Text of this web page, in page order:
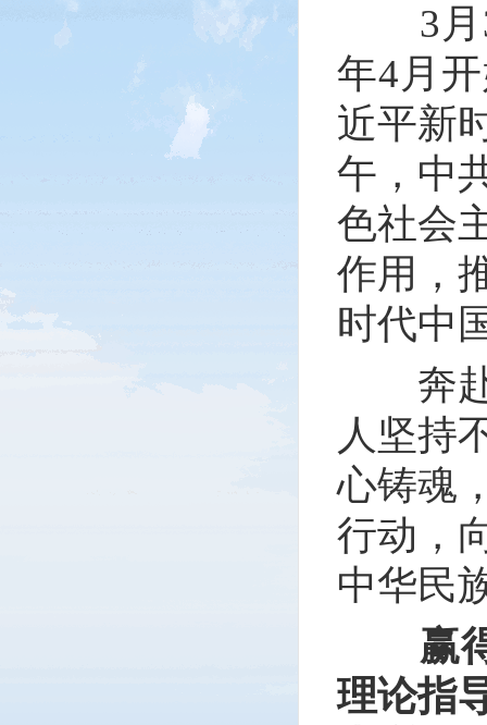
3月30
年4月
近平新
午，中
色社会
作用，
时代中
奔赴
人坚持
心铸魂
行动，
中华民
赢
理论指